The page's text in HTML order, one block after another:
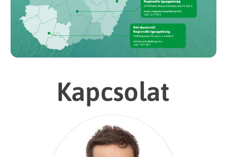
Kapcsolat